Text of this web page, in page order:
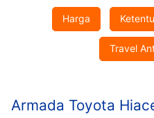
Harga
Travel
Armada Toyota